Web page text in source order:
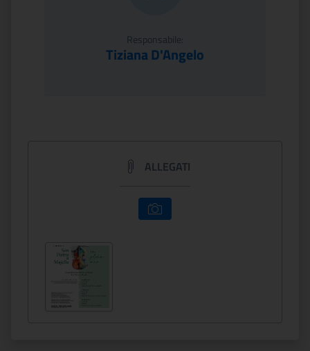
Responsabile:
Tiziana D'Angelo
ALLEGATI